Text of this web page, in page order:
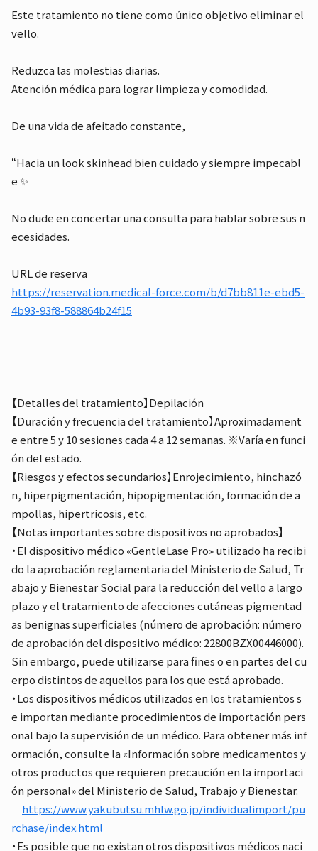
Este tratamiento no tiene como único objetivo eliminar el
vello.
Reduzca las molestias diarias.
Atención médica para lograr limpieza y comodidad.
De una vida de afeitado constante,
“Hacia un look skinhead bien cuidado y siempre impecabl
e ✨
No dude en concertar una consulta para hablar sobre sus n
ecesidades.
URL de reserva
https://reservation.medical-force.com/b/d7bb811e-ebd5-
4b93-93f8-588864b24f15
【Detalles del tratamiento】Depilación
【Duración y frecuencia del tratamiento】Aproximadament
e entre 5 y 10 sesiones cada 4 a 12 semanas. ※Varía en funci
ón del estado.
【Riesgos y efectos secundarios】Enrojecimiento, hinchazó
n, hiperpigmentación, hipopigmentación, formación de a
mpollas, hipertricosis, etc.
【Notas importantes sobre dispositivos no aprobados】
・El dispositivo médico «GentleLase Pro» utilizado ha recibi
do la aprobación reglamentaria del Ministerio de Salud, Tr
abajo y Bienestar Social para la reducción del vello a largo
plazo y el tratamiento de afecciones cutáneas pigmentad
as benignas superficiales (número de aprobación: número
de aprobación del dispositivo médico: 22800BZX00446000).
Sin embargo, puede utilizarse para fines o en partes del cu
erpo distintos de aquellos para los que está aprobado.
・Los dispositivos médicos utilizados en los tratamientos s
e importan mediante procedimientos de importación pers
onal bajo la supervisión de un médico. Para obtener más inf
ormación, consulte la «Información sobre medicamentos y
otros productos que requieren precaución en la importaci
ón personal» del Ministerio de Salud, Trabajo y Bienestar.
https://www.yakubutsu.mhlw.go.jp/individualimport/pu
rchase/index.html
・Es posible que no existan otros dispositivos médicos naci